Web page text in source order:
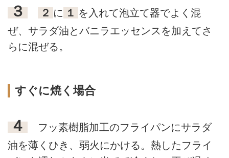
３ ２ に １ を入れて泡立て器でよく混
ぜ、サラダ油とバニラエッセンスを加えてさ
らに混ぜる。
すぐに焼く場合
４
フッ素樹脂加工のフライパンにサラダ
油を薄くひき、弱火にかける。熱したフライ